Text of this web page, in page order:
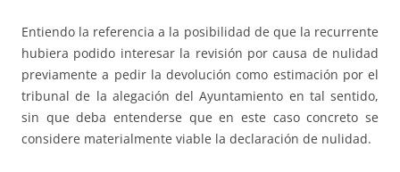
Entiendo la referencia a la posibilidad de que la recurrente
hubiera podido interesar la revisión por causa de nulidad
previamente a pedir la devolución como estimación por el
tribunal de la alegación del Ayuntamiento en tal sentido,
sin que deba entenderse que en este caso concreto se
considere materialmente viable la declaración de nulidad.